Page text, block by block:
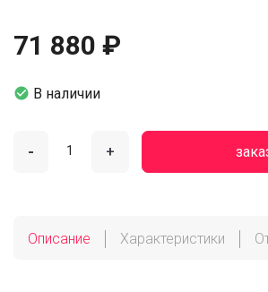
71 880 ₽
 В наличии
- +
Описание Характеристики